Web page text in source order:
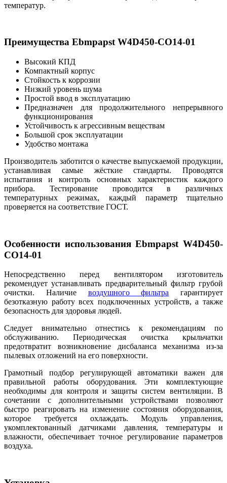
температур.
Преимущества Ebmpapst W4D450-CO14-01
Высокий КПД
Компактный корпус
Стойкость к коррозии
Низкий уровень шума
Простой ввод в эксплуатацию
Предназначен для продолжительного непрерывного
функционирования
Устойчивость к агрессивным веществам
Большой срок эксплуатации
Удобство монтажа
Производитель заботится о качестве выпускаемой продукции,
устанавливая самые жёсткие стандарты. Проводятся
испытания и контроль основных характеристик каждого
прибора. Тестирование проводится в различных
температурных режимах, каждый параметр тщательно
проверяется на соответствие ГОСТ.
Особенности использования Ebmpapst W4D450-
CO14-01
Непосредственно перед вентилятором изготовитель
рекомендует устанавливать предварительный фильтр грубой
очистки. Наличие воздушного фильтра гарантирует
безотказную работу всех подключенных устройств, а также
безопасность для здоровья людей.
Следует внимательно отнестись к рекомендациям по
обслуживанию. Периодическая очистка крыльчатки
предотвратит возникновение дисбаланса механизма из-за
пылевых отложений на его поверхности.
Грамотный подбор регулирующей автоматики важен для
правильной работы оборудования. Эти комплектующие
необходимы для контроля и защиты систем вентиляции. В
сочетании с дополнительными устройствами позволяют
быстро реагировать на изменение состояния оборудования,
которое требуется охлаждать. Модуль управления,
укомплектованный датчиками давления, температуры и
влажности, обеспечивает точное регулирование параметров
воздуха.